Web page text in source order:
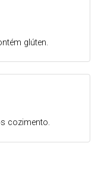
cozimento.
glúten.